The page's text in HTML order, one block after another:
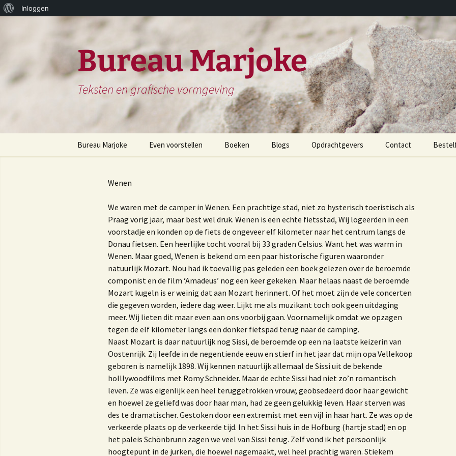
Over
Inloggen
Bureau Marjoke
Teksten en grafische vormgeving
Bureau Marjoke
Nieuwsbrieven of blogs
Trouwambtenaar
Workshop ‘Bloggen, iets
Privacy beleid van Bureau
Even voorstellen Boeken
Het leven en werken van
Reinier de Graaf
Het jaar van de Krab 3.0 Het jaar van de Krab
Het leven en werken van
Antoni van Leeuwenhoek
boek ‘De dag dat mijn
moeder zwaaide naar
vliegtuigen’
Vormgeving
Boerenhofstede
Wateringen
Het verhaal van Leen
Vrijland
Waar ik woon en wie ik
ben uitgave 2020
Waar ik woon en wie ik
ben
Enters
Blogs Opdrachtgevers Contact
Wenen
We waren met de camper in Wenen. Een prachtige stad, niet zo hysterisch toeristisch als
Praag vorig jaar, maar best wel druk. Wenen is een echte fietsstad, Wij logeerden in een
voorstadje en konden op de fiets de ongeveer elf kilometer naar het centrum langs de
Donau fietsen. Een heerlijke tocht vooral bij 33 graden Celsius. Want het was warm in
Wenen. Maar goed, Wenen is bekend om een paar historische figuren waaronder
natuurlijk Mozart. Nou had ik toevallig pas geleden een boek gelezen over de beroemde
componist en de film ‘Amadeus’ nog een keer gekeken. Maar helaas naast de beroemde
Mozart kugeln is er weinig dat aan Mozart herinnert. Of het moet zijn de vele concerten
die gegeven worden, iedere dag weer. Lijkt me als muzikant toch ook geen uitdaging
meer. Wij lieten dit maar even aan ons voorbij gaan. Voornamelijk omdat we opzagen
tegen de elf kilometer langs een donker fietspad terug naar de camping.
Naast Mozart is daar natuurlijk nog Sissi, de beroemde op een na laatste keizerin van
Oostenrijk. Zij leefde in de negentiende eeuw en stierf in het jaar dat mijn opa Vellekoop
geboren is namelijk 1898. Wij kennen natuurlijk allemaal de Sissi uit de bekende
holllywoodfilms met Romy Schneider. Maar de echte Sissi had niet zo’n romantisch
leven. Ze was eigenlijk een heel teruggetrokken vrouw, geobsedeerd door haar gewicht
en hoewel ze geliefd was door haar man, had ze geen gelukkig leven. Haar sterven was
des te dramatischer. Gestoken door een extremist met een vijl in haar hart. Ze was op de
verkeerde plaats op de verkeerde tijd. In het Sissi huis in de Hofburg (hartje stad) en op
het paleis Schönbrunn zagen we veel van Sissi terug. Zelf vond ik het persoonlijk
hoogtepunt in de jurken, die hoewel nagemaakt, wel heel prachtig waren. Stiekem